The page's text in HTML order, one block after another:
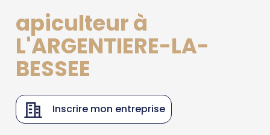
apiculteur à
L'ARGENTIERE-LA-
BESSEE
Inscrire mon entreprise